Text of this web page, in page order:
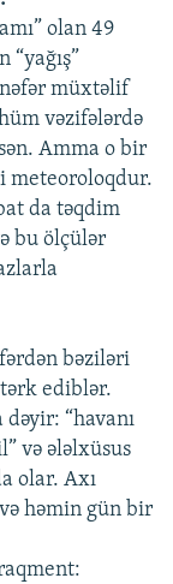
olan 49
“yağış”
nəfər müxtəlif
vəzifələrdə
Amma o bir
meteoroloqdur.
da təqdim
bu ölçülər
bəziləri
ediblər.
“havanı
və ələlxüsus
olar. Axı
həmin gün bir